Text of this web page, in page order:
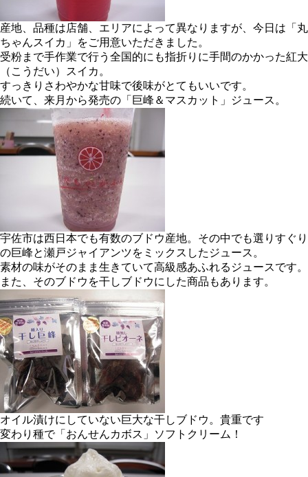
産地、品種は店舗、エリアによって異なりますが、今日は「丸
ちゃんスイカ」をご用意いただきました。
受粉まで手作業で行う全国的にも指折りに手間のかかった紅大
（こうだい）スイカ。
すっきりさわやかな甘味で後味がとてもいいです。
続いて、来月から発売の「巨峰＆マスカット」ジュース。
宇佐市は西日本でも有数のブドウ産地。その中でも選りすぐり
の巨峰と瀬戸ジャイアンツをミックスしたジュース。
素材の味がそのまま生きていて高級感あふれるジュースです。
また、そのブドウを干しブドウにした商品もあります。
オイル漬けにしていない巨大な干しブドウ。貴重です
変わり種で「おんせんカボス」ソフトクリーム！